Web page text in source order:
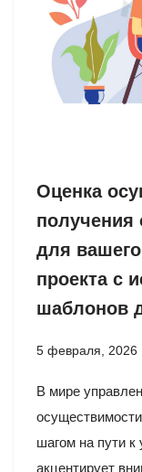
Оценка
получения
для
проекта с
шаблонов
5 февраля, 2026
В мире
шагом на пути к
акцентирует